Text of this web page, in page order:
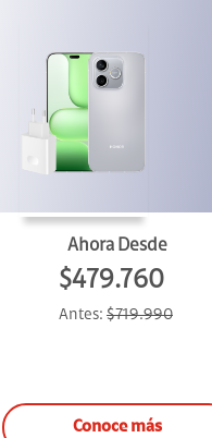
Ahora Desde
$479.760
Antes: $719.990
Conoce más